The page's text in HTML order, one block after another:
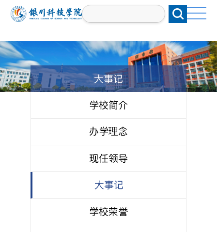
大事记
学校简介
办学理念
现任领导
大事记
学校荣誉